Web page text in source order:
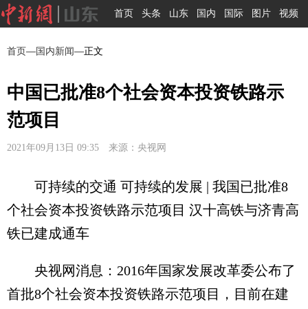
首页 头条 山东 国内 国际 图片 视频
首页— 国内新闻—正文
中国已批准8个社会资本投资铁路示
范项目
2021年09月13日 09:35 来源：央视网
可持续的交通 可持续的发展 | 我国已批准8
个社会资本投资铁路示范项目 汉十高铁与济青高
铁已建成通车
央视网消息：2016年国家发展改革委公布了
首批8个社会资本投资铁路示范项目，目前在建